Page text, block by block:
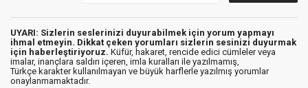
UYARI: Sizlerin seslerinizi duyurabilmek için yorum yapmayı
ihmal etmeyin. Dikkat çeken yorumları sizlerin sesinizi duyurmak
için haberleştiriyoruz. Küfür, hakaret, rencide edici cümleler veya
imalar, inançlara saldırı içeren, imla kuralları ile yazılmamış,
Türkçe karakter kullanılmayan ve büyük harflerle yazılmış yorumlar
onaylanmamaktadır.